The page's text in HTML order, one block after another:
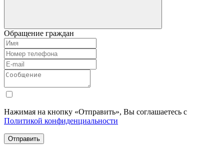
Обращение граждан
Нажимая на кнопку «Отправить», Вы соглашаетесь с
Политикой конфиденциальности
Отправить